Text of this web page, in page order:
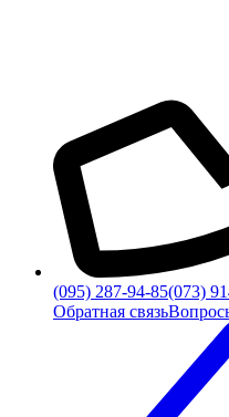
(095) 287-94-85(073)
Обратная связь